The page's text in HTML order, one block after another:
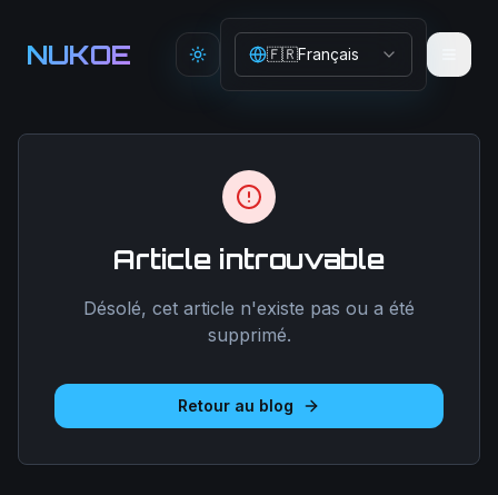
NUKOE Toggle theme
🇫🇷Français
Article introuvable
Désolé, cet article n'existe pas ou a été
supprimé.
Retour au blog